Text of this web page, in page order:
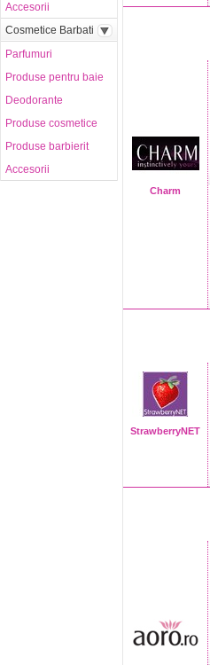
Charm
StrawberryNET
Accesorii
Cosmetice Barbati
Parfumuri
Produse pentru baie
Deodorante
Produse cosmetice
Produse barbierit
Accesorii